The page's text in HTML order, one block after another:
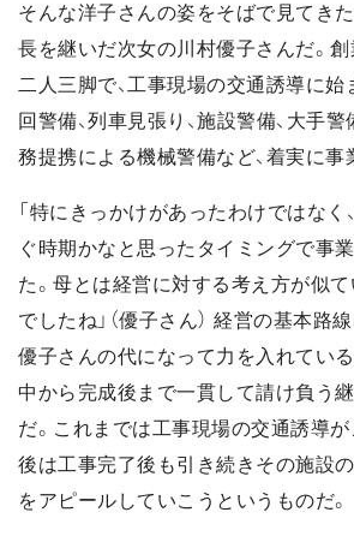
そんな洋子さんの姿をそばで見てき
長を継いだ次女の川村優子さんだ。
二人三脚で、工事現場の交通誘導に始
回警備、列車見張り、施設警備、大手
務提携による機械警備など、着実に事
「特にきっかけがあったわけではなく
ぐ時期かなと思ったタイミングで事
た。母とは経営に対する考え方が似
でしたね」（優子さん） 経営の基本路
優子さんの代になって力を入れている
中から完成後まで一貫して請け負う
だ。これまでは工事現場の交通誘導が
後は工事完了後も引き続きその施設
をアピールしていこうというものだ。